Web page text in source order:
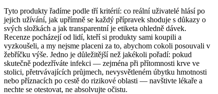
Tyto produkty řadíme podle tří kritérií: co reální uživatelé hlásí po
jejich užívání, jak upřímně se každý přípravek shoduje s důkazy o
svých složkách a jak transparentní je etiketa ohledně dávek.
Recenze pocházejí od lidí, kteří si produkty sami koupili a
vyzkoušeli, a my nejsme placeni za to, abychom cokoli posouvali v
žebříčku výše. Jedno je důležitější než jakékoli pořadí: pokud
skutečně podezříváte infekci — zejména při přítomnosti krve ve
stolici, přetrvávajících průjmech, nevysvětleném úbytku hmotnosti
nebo příznacích po cestě do rizikové oblasti — navštivte lékaře a
nechte se otestovat, ne absolvujte očistu.